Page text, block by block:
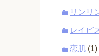
リンリ
レイビ
恋肌 (1)